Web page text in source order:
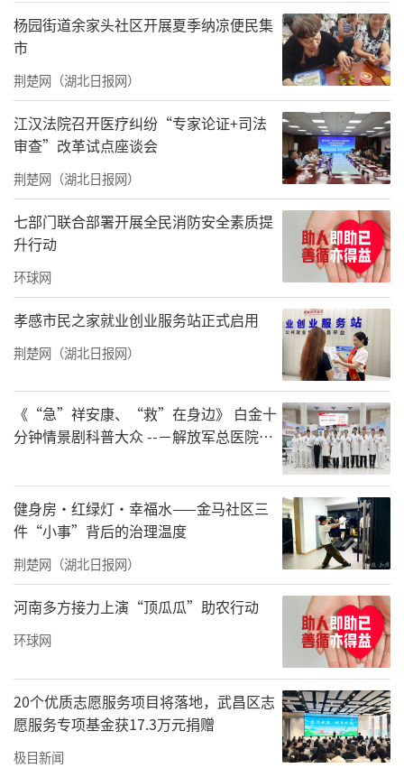
杨园街道余家头社区开展夏季纳凉便民集
市
荆楚网（湖北日报网）
江汉法院召开医疗纠纷“专家论证+司法
审查”改革试点座谈会
荆楚网（湖北日报网）
七部门联合部署开展全民消防安全素质提
升行动
环球网
孝感市民之家就业创业服务站正式启用
荆楚网（湖北日报网）
《“急”祥安康、“救”在身边》 白金十
分钟情景剧科普大众 --－解放军总医院首
浸义诊活动
健身房·红绿灯·幸福水——金马社区三
件“小事”背后的治理温度
荆楚网（湖北日报网）
河南多方接力上演“顶瓜瓜”助农行动
环球网
20个优质志愿服务项目将落地，武昌区志
愿服务专项基金获17.3万元捐赠
极目新闻